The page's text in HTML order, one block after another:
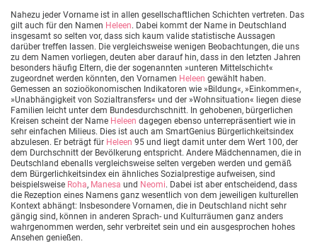
Nahezu jeder Vorname ist in allen gesellschaftlichen Schichten vertreten. Das
gilt auch für den Namen Heleen. Dabei kommt der Name in Deutschland
insgesamt so selten vor, dass sich kaum valide statistische Aussagen
darüber treffen lassen. Die vergleichsweise wenigen Beobachtungen, die uns
zu dem Namen vorliegen, deuten aber darauf hin, dass in den letzten Jahren
besonders häufig Eltern, die der sogenannten »unteren Mittelschicht«
zugeordnet werden könnten, den Vornamen Heleen gewählt haben.
Gemessen an sozioökonomischen Indikatoren wie »Bildung«, »Einkommen«,
»Unabhängigkeit von Sozialtransfers« und der »Wohnsituation« liegen diese
Familien leicht unter dem Bundesdurchschnitt. In gehobenen, bürgerlichen
Kreisen scheint der Name Heleen dagegen ebenso unterrepräsentiert wie in
sehr einfachen Milieus. Dies ist auch am SmartGenius Bürgerlichkeitsindex
abzulesen. Er beträgt für Heleen 95 und liegt damit unter dem Wert 100, der
dem Durchschnitt der Bevölkerung entspricht. Andere Mädchennamen, die in
Deutschland ebenalls vergleichsweise selten vergeben werden und gemäß
dem Bürgerlichkeitsindex ein ähnliches Sozialprestige aufweisen, sind
beispielsweise Roha, Manesa und Neomi. Dabei ist aber entscheidend, dass
die Rezeption eines Namens ganz wesentlich von dem jeweiligen kulturellen
Kontext abhängt: Insbesondere Vornamen, die in Deutschland nicht sehr
gängig sind, können in anderen Sprach- und Kulturräumen ganz anders
wahrgenommen werden, sehr verbreitet sein und ein ausgesprochen hohes
Ansehen genießen.